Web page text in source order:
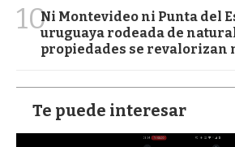
10Ni Montevideo ni Punta del
uruguaya rodeada de
propiedades se revalorizan
Te puede interesar